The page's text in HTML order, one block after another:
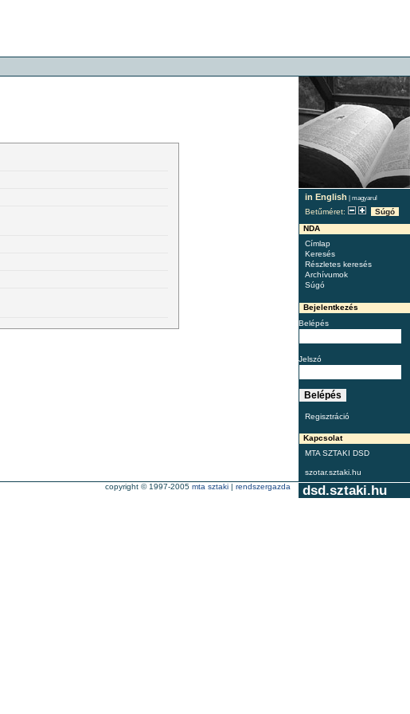
in English | magyarul
Betűméret:
Súgó
NDA
Címlap
Keresés
Részletes keresés
Archívumok
Súgó
Bejelentkezés
Belépés
Jelszó
Regisztráció
Kapcsolat
MTA SZTAKI DSD
szotar.sztaki.hu
dsd.sztaki.hu
copyright © 1997-2005 mta sztaki | rendszergazda